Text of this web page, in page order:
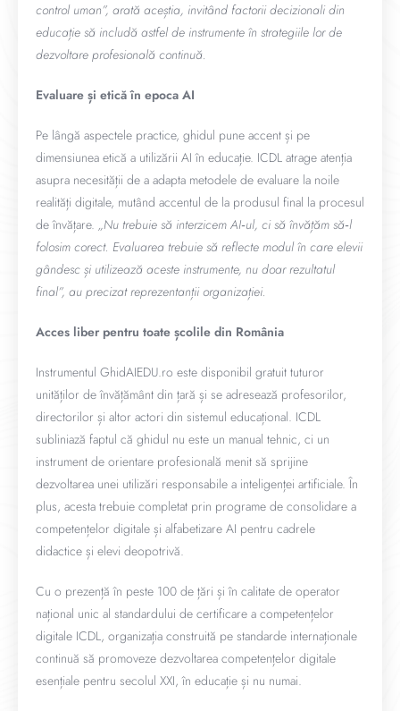
control uman”, arată aceștia, invitând factorii decizionali din
educație să includă astfel de instrumente în strategiile lor de
dezvoltare profesională continuă.
Evaluare și etică în epoca AI
Pe lângă aspectele practice, ghidul pune accent și pe
dimensiunea etică a utilizării AI în educație. ICDL atrage atenția
asupra necesității de a adapta metodele de evaluare la noile
realități digitale, mutând accentul de la produsul final la procesul
de învățare. „Nu trebuie să interzicem AI‑ul, ci să învățăm să‑l
folosim corect. Evaluarea trebuie să reflecte modul în care elevii
gândesc și utilizează aceste instrumente, nu doar rezultatul
final”, au precizat reprezentanții organizației.
Acces liber pentru toate școlile din România
Instrumentul GhidAIEDU.ro este disponibil gratuit tuturor
unităților de învățământ din țară și se adresează profesorilor,
directorilor și altor actori din sistemul educațional. ICDL
subliniază faptul că ghidul nu este un manual tehnic, ci un
instrument de orientare profesională menit să sprijine
dezvoltarea unei utilizări responsabile a inteligenței artificiale. În
plus, acesta trebuie completat prin programe de consolidare a
competențelor digitale și alfabetizare AI pentru cadrele
didactice și elevi deopotrivă.
Cu o prezență în peste 100 de țări și în calitate de operator
național unic al standardului de certificare a competențelor
digitale ICDL, organizația construită pe standarde internaționale
continuă să promoveze dezvoltarea competențelor digitale
esențiale pentru secolul XXI, în educație și nu numai.